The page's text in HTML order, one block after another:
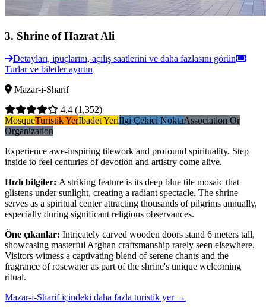
3. Shrine of Hazrat Ali
Detayları, ipuçlarını, açılış saatlerini ve daha fazlasını görün
Turlar ve biletler ayırtın
Mazar-i-Sharif
4.4 (1,352)
MosqueTuristik Yerİbadet Yeriİlgi Çekici NoktaAssociation Or
Organization
Experience awe-inspiring tilework and profound spirituality. Step
inside to feel centuries of devotion and artistry come alive.
Hızlı bilgiler: A striking feature is its deep blue tile mosaic that
glistens under sunlight, creating a radiant spectacle. The shrine
serves as a spiritual center attracting thousands of pilgrims annually,
especially during significant religious observances.
Öne çıkanlar: Intricately carved wooden doors stand 6 meters tall,
showcasing masterful Afghan craftsmanship rarely seen elsewhere.
Visitors witness a captivating blend of serene chants and the
fragrance of rosewater as part of the shrine's unique welcoming
ritual.
Mazar-i-Sharif içindeki daha fazla turistik yer→